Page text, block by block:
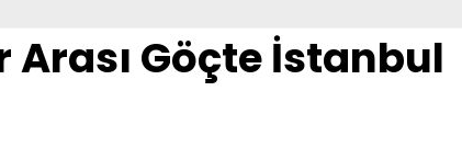
Göçte İstanbul